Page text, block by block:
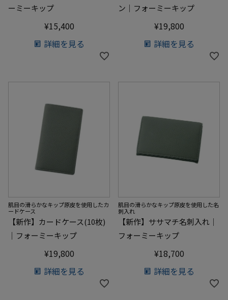
ーミーキップ
¥15,400
詳細を見る
ン｜フォーミーキップ
¥19,800
詳細を見る
肌目の滑らかなキップ原皮を使用したカ
ードケース
【新作】カードケース(10枚)
｜フォーミーキップ
¥19,800
詳細を見る
肌目の滑らかなキップ原皮を使用した名
刺入れ
【新作】ササマチ名刺入れ｜
フォーミーキップ
¥18,700
詳細を見る